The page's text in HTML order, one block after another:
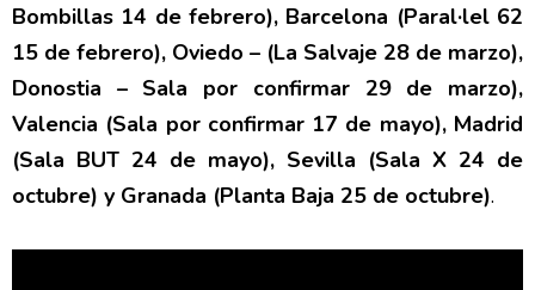
Bombillas 14 de febrero), Barcelona (Paral·lel 62
15 de febrero), Oviedo – (La Salvaje 28 de marzo),
Donostia – Sala por confirmar 29 de marzo),
Valencia (Sala por confirmar 17 de mayo), Madrid
(Sala BUT 24 de mayo), Sevilla (Sala X 24 de
octubre) y Granada (Planta Baja 25 de octubre).